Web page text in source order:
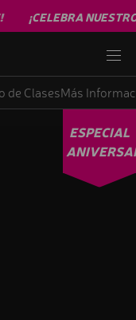
¡CELEBRA
de ClasesMás
ESPECIAL